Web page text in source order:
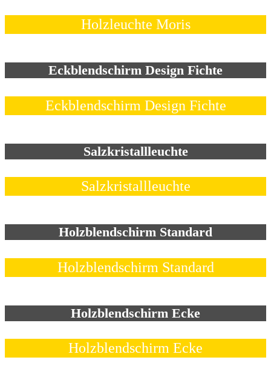
Holzleuchte Moris
Eckblendschirm Design Fichte
Eckblendschirm Design Fichte
Salzkristallleuchte
Salzkristallleuchte
Holzblendschirm Standard
Holzblendschirm Standard
Holzblendschirm Ecke
Holzblendschirm Ecke